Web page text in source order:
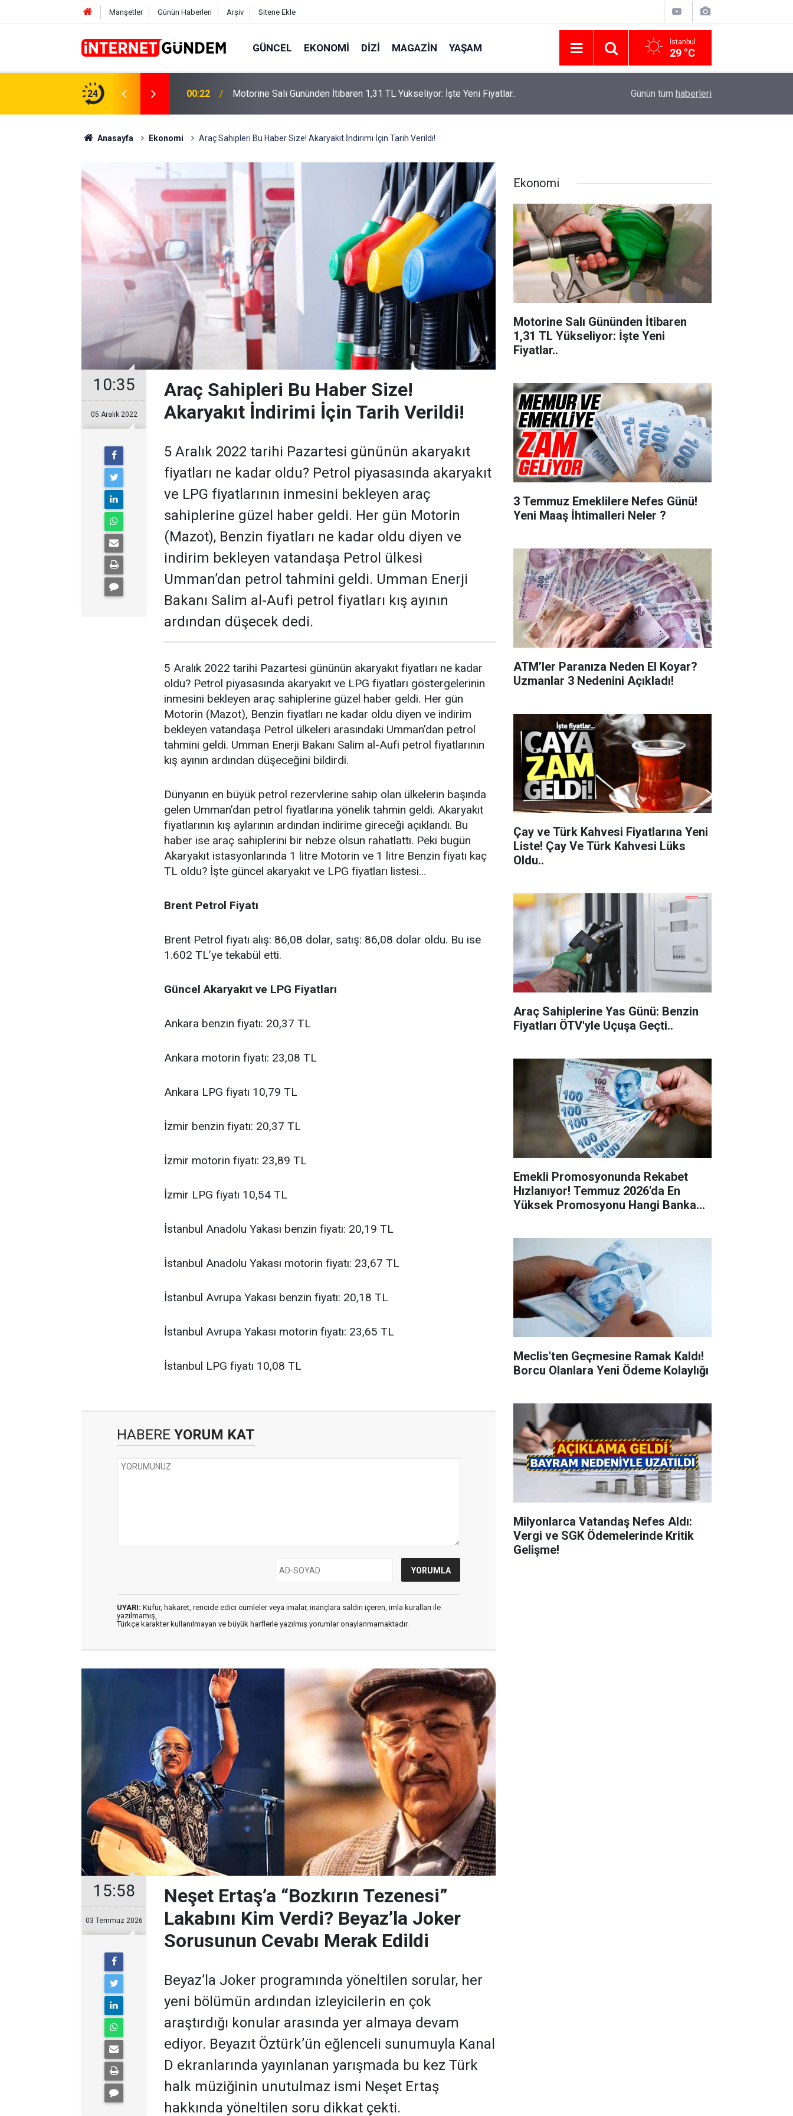
Manşetler Günün Haberleri Arşiv Sitene Ekle
GÜNCEL EKONOMI DIZI MAGAZIN YAŞAM İstanbul
29 °C
24
TL Yükseliyor: İşte Yeni Fiyatlar.. 15:58
Neşet Ertaş’a “Bozkırın Tezenesi” Lakabını Kim Verdi? Beyaz’la Joker
Sorusunun Cevabı Merak Edildi
Günün tüm haberleri
Anasayfa Ekonomi Araç Sahipleri Bu Haber Size! Akaryakıt İndirimi İçin Tarih Verildi!
10:35
05 Aralık 2022
Araç Sahipleri Bu Haber Size!
Akaryakıt İndirimi İçin Tarih Verildi!
5 Aralık 2022 tarihi Pazartesi gününün akaryakıt
fiyatları ne kadar oldu? Petrol piyasasında akaryakıt
ve LPG fiyatlarının inmesini bekleyen araç
sahiplerine güzel haber geldi. Her gün Motorin
(Mazot), Benzin fiyatları ne kadar oldu diyen ve
indirim bekleyen vatandaşa Petrol ülkesi
Umman’dan petrol tahmini geldi. Umman Enerji
Bakanı Salim al-Aufi petrol fiyatları kış ayının
ardından düşecek dedi.
5 Aralık 2022 tarihi Pazartesi gününün akaryakıt fiyatları ne kadar
oldu? Petrol piyasasında akaryakıt ve LPG fiyatları göstergelerinin
inmesini bekleyen araç sahiplerine güzel haber geldi. Her gün
Motorin (Mazot), Benzin fiyatları ne kadar oldu diyen ve indirim
bekleyen vatandaşa Petrol ülkeleri arasındaki Umman’dan petrol
tahmini geldi. Umman Enerji Bakanı Salim al-Aufi petrol fiyatlarının
kış ayının ardından düşeceğini bildirdi.
Dünyanın en büyük petrol rezervlerine sahip olan ülkelerin başında
gelen Umman’dan petrol fiyatlarına yönelik tahmin geldi. Akaryakıt
fiyatlarının kış aylarının ardından indirime gireceği açıklandı. Bu
haber ise araç sahiplerini bir nebze olsun rahatlattı. Peki bugün
Akaryakıt istasyonlarında 1 litre Motorin ve 1 litre Benzin fiyatı kaç
TL oldu? İşte güncel akaryakıt ve LPG fiyatları listesi…
Brent Petrol Fiyatı
Brent Petrol fiyatı alış: 86,08 dolar, satış: 86,08 dolar oldu. Bu ise
1.602 TL’ye tekabül etti.
Güncel Akaryakıt ve LPG Fiyatları
Ankara benzin fiyatı: 20,37 TL
Ankara motorin fiyatı: 23,08 TL
Ankara LPG fiyatı 10,79 TL
İzmir benzin fiyatı: 20,37 TL
İzmir motorin fiyatı: 23,89 TL
İzmir LPG fiyatı 10,54 TL
İstanbul Anadolu Yakası benzin fiyatı: 20,19 TL
İstanbul Anadolu Yakası motorin fiyatı: 23,67 TL
İstanbul Avrupa Yakası benzin fiyatı: 20,18 TL
İstanbul Avrupa Yakası motorin fiyatı: 23,65 TL
İstanbul LPG fiyatı 10,08 TL
HABERE YORUM KAT
UYARI: Küfür, hakaret, rencide edici cümleler veya imalar, inançlara saldırı içeren, imla kuralları ile
yazılmamış,
Türkçe karakter kullanılmayan ve büyük harflerle yazılmış yorumlar onaylanmamaktadır.
15:58
03 Temmuz 2026
Neşet Ertaş’a “Bozkırın Tezenesi”
Lakabını Kim Verdi? Beyaz’la Joker
Sorusunun Cevabı Merak Edildi
Beyaz’la Joker programında yöneltilen sorular, her
yeni bölümün ardından izleyicilerin en çok
araştırdığı konular arasında yer almaya devam
ediyor. Beyazıt Öztürk’ün eğlenceli sunumuyla Kanal
D ekranlarında yayınlanan yarışmada bu kez Türk
halk müziğinin unutulmaz ismi Neşet Ertaş
hakkında yöneltilen soru dikkat çekti.
Ekonomi
Motorine Salı Gününden İtibaren
1,31 TL Yükseliyor: İşte Yeni
Fiyatlar..
3 Temmuz Emeklilere Nefes Günü!
Yeni Maaş İhtimalleri Neler ?
ATM’ler Paranıza Neden El Koyar?
Uzmanlar 3 Nedenini Açıkladı!
Çay ve Türk Kahvesi Fiyatlarına Yeni
Liste! Çay Ve Türk Kahvesi Lüks
Oldu..
Araç Sahiplerine Yas Günü: Benzin
Fiyatları ÖTV'yle Uçuşa Geçti..
Emekli Promosyonunda Rekabet
Hızlanıyor! Temmuz 2026'da En
Yüksek Promosyonu Hangi Banka
Meclis'ten Geçmesine Ramak Kaldı!
Borcu Olanlara Yeni Ödeme Kolaylığı
Milyonlarca Vatandaş Nefes Aldı:
Vergi ve SGK Ödemelerinde Kritik
Gelişme!